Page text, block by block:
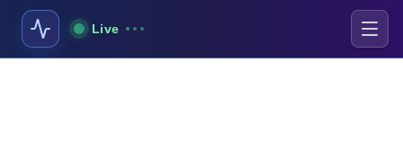
Live